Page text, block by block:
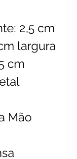
2,5 cm
largura
cm
Mão